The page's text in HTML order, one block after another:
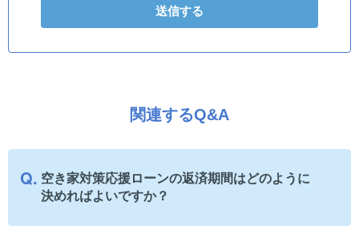
関連するQ&A
空き家対策応援ローンの返済期間はどのように
決めればよいですか？